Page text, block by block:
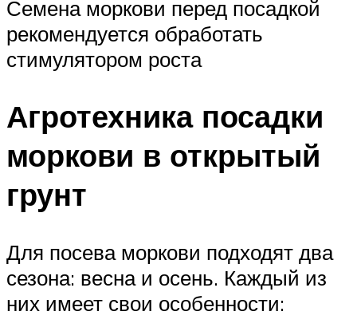
Семена моркови перед посадкой
рекомендуется обработать
стимулятором роста
Агротехника посадки
моркови в открытый
грунт
Для посева моркови подходят два
сезона: весна и осень. Каждый из
них имеет свои особенности: